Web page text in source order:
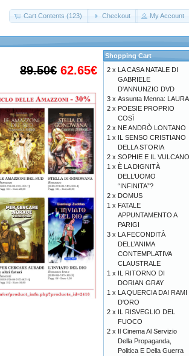
Cart Contents (123) Checkout My Account
89.50€ 62.65€
Shopping Cart
2 x LA CASA NATALE DI
GABRIELE
D'ANNUNZIO DVD
3 x Assunta Menna: LAURA
2 x POESIE PROPRIO
COSÌ
2 x NE ANDRÒ LONTANO
1 x IL SENSO CRISTIANO
DELLA STORIA
2 x SOPHIE E IL VULCANO
1 x È LA DIGNITÀ
DELL’UOMO
“INFINITA”?
2 x DOMUS
1 x FATALE
APPUNTAMENTO A
PARIGI
3 x LA FECONDITÀ
DELL’ANIMA
CONTEMPLATIVA
CLAUSTRALE
1 x IL RITORNO DI
DORIAN GRAY
1 x LA QUERCIA DAI RAMI
D'ORO
2 x IL RISVEGLIO DEL
FUOCO
2 x Il Cinema Al Servizio
Della Propaganda,
Politica E Della Guerra